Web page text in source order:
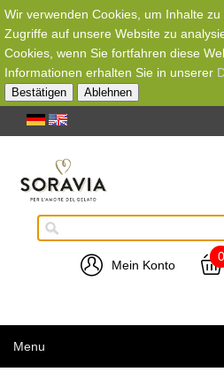
Wir verwenden Cookies, um Inhalte
Zugriffe auf unsere Website zu
Cookies, wenn Sie fortfahren diese
Informationen erhalten Sie in unserer
Bestätigen Ablehnen
Mein Konto
0
Menu